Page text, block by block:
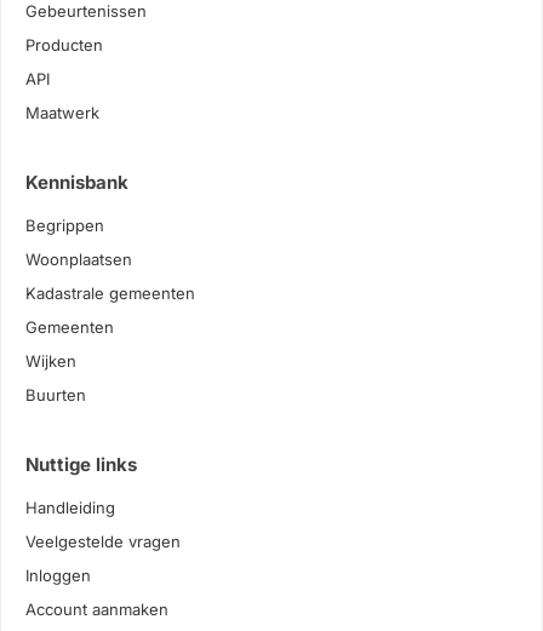
Gebeurtenissen
Producten
API
Maatwerk
Kennisbank
Begrippen
Woonplaatsen
Kadastrale gemeenten
Gemeenten
Wijken
Buurten
Nuttige links
Handleiding
Veelgestelde vragen
Inloggen
Account aanmaken